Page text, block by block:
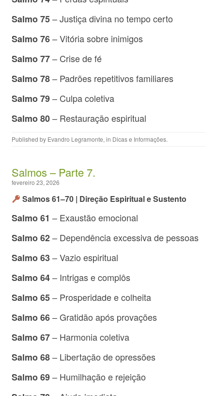
Salmo 75– Justiça divina no tempo certo
Salmo 76– Vitória sobre inimigos
Salmo 77– Crise de fé
Salmo 78– Padrões repetitivos familiares
Salmo 79– Culpa coletiva
Salmo 80– Restauração espiritual
Published by Evandro Legramonte, in Dicas e Informações.
Salmos – Parte 7.
fevereiro 23, 2026
Salmos 61–70 | Direção Espiritual e Sustento
Salmo 61 – Exaustão emocional
Salmo 62– Dependência excessiva de pessoas
Salmo 63– Vazio espiritual
Salmo 64– Intrigas e complôs
Salmo 65– Prosperidade e colheita
Salmo 66– Gratidão após provações
Salmo 67– Harmonia coletiva
Salmo 68– Libertação de opressões
Salmo 69– Humilhação e rejeição